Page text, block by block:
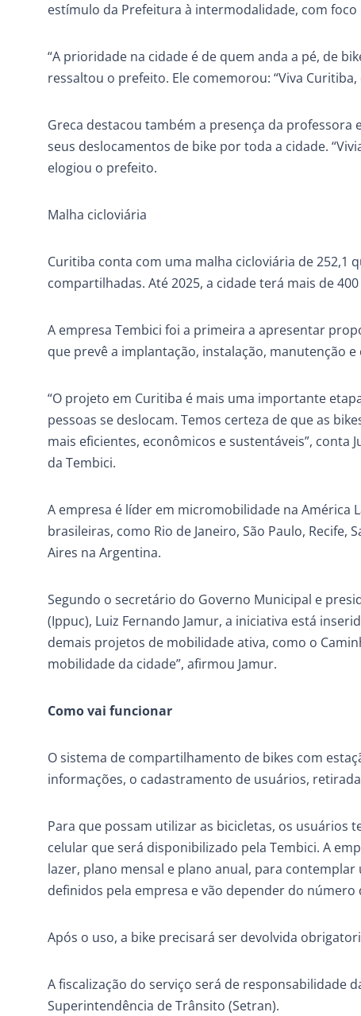
estímulo da Prefeitura à intermodalidade, com
“A prioridade na cidade é de quem anda a pé, de
ressaltou o prefeito. Ele comemorou: “Viva Curitiba,
Greca destacou também a presença da
seus deslocamentos de bike por toda a cidade.
elogiou o prefeito.
Malha cicloviária
Curitiba conta com uma malha cicloviária de 252,1
compartilhadas. Até 2025, a cidade terá mais de
A empresa Tembici foi a primeira a apresentar
que prevê a implantação, instalação, manutenção
“O projeto em Curitiba é mais uma importante
pessoas se deslocam. Temos certeza de que as
mais eficientes, econômicos e sustentáveis”, conta
da Tembici.
A empresa é líder em micromobilidade na América
brasileiras, como Rio de Janeiro, São Paulo, Recife,
Aires na Argentina.
Segundo o secretário do Governo Municipal e
(Ippuc), Luiz Fernando Jamur, a iniciativa está
demais projetos de mobilidade ativa, como o
mobilidade da cidade”, afirmou Jamur.
Como vai funcionar
O sistema de compartilhamento de bikes com
informações, o cadastramento de usuários,
Para que possam utilizar as bicicletas, os
celular que será disponibilizado pela Tembici. A
lazer, plano mensal e plano anual, para
definidos pela empresa e vão depender do
Após o uso, a bike precisará ser devolvida
A fiscalização do serviço será de responsabilidade
Superintendência de Trânsito (Setran).